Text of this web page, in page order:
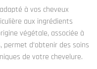
à vos cheveux
aux ingrédients
végétale, associée à
d’obtenir des soins
de votre chevelure.